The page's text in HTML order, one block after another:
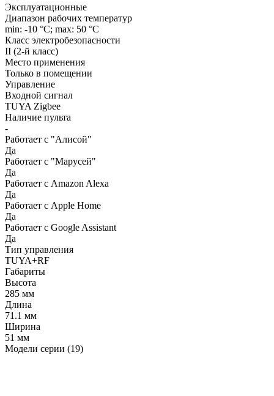
Эксплуатационные
Диапазон рабочих температур
min: -10 °C; max: 50 °C
Класс электробезопасности
II (2-й класс)
Место применения
Только в помещении
Управление
Входной сигнал
TUYA Zigbee
Наличие пульта
-
Работает с "Алисой"
Да
Работает с "Марусей"
Да
Работает с Amazon Alexa
Да
Работает с Apple Home
Да
Работает с Google Assistant
Да
Тип управления
TUYA+RF
Габариты
Высота
285 мм
Длина
71.1 мм
Ширина
51 мм
Модели серии (19)